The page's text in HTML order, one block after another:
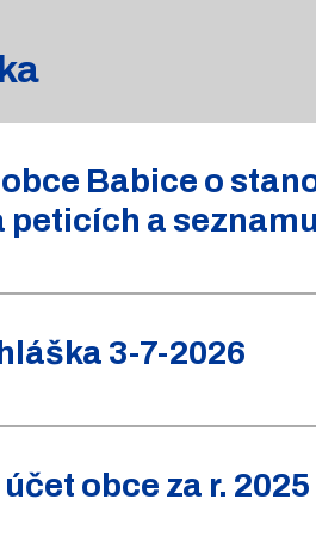
Babice o
peticích a
3-7-2026
obce za r. 2025